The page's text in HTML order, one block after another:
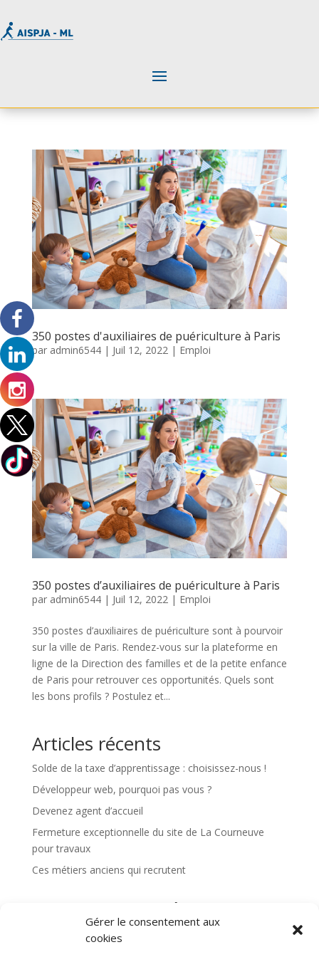
Gérer le consentement aux
cookies
350 postes d'auxiliaires de puériculture à Paris
par admin6544| Juil 12, 2022| Emploi
350 postes d’auxiliaires de puériculture à Paris
par admin6544| Juil 12, 2022| Emploi
350 postes d’auxiliaires de puériculture sont à pourvoir
sur la ville de Paris. Rendez-vous sur la plateforme en
ligne de la Direction des familles et de la petite enfance
de Paris pour retrouver ces opportunités. Quels sont
les bons profils ? Postulez et...
Articles récents
Solde de la taxe d’apprentissage : choisissez-nous !
Développeur web, pourquoi pas vous ?
Devenez agent d’accueil
Fermeture exceptionnelle du site de La Courneuve
pour travaux
Ces métiers anciens qui recrutent
Commentaires récents
Aucun commentaire à afficher.